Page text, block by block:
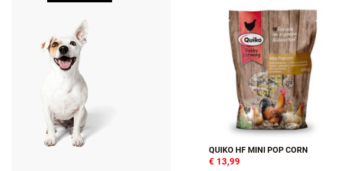
QUIKO HF MINI POP CORN
€ 13,99